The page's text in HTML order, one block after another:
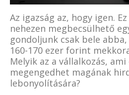
Az igazság az, hogy igen.
nehezen megbecsülhető
gondoljunk csak bele
160-170 ezer forint
Melyik az a vállalkozás,
megengedhet magának
lebonyolítására?